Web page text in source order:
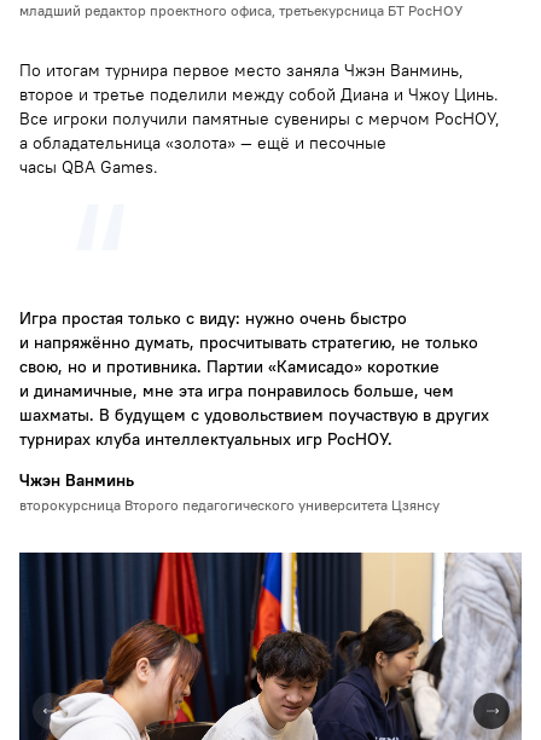
младший редактор проектного офиса, третьекурсница БТ РосНОУ
По итогам турнира первое место заняла Чжэн Ванминь,
второе и третье поделили между собой Диана и Чжоу Цинь.
Все игроки получили памятные сувениры с мерчом РосНОУ,
а обладательница «золота» — ещё и песочные
часы QBA Games.
Игра простая только с виду: нужно очень быстро
и напряжённо думать, просчитывать стратегию, не только
свою, но и противника. Партии «Камисадо» короткие
и динамичные, мне эта игра понравилось больше, чем
шахматы. В будущем с удовольствием поучаствую в других
турнирах клуба интеллектуальных игр РосНОУ.
Чжэн Ванминь
второкурсница Второго педагогического университета Цзянсу